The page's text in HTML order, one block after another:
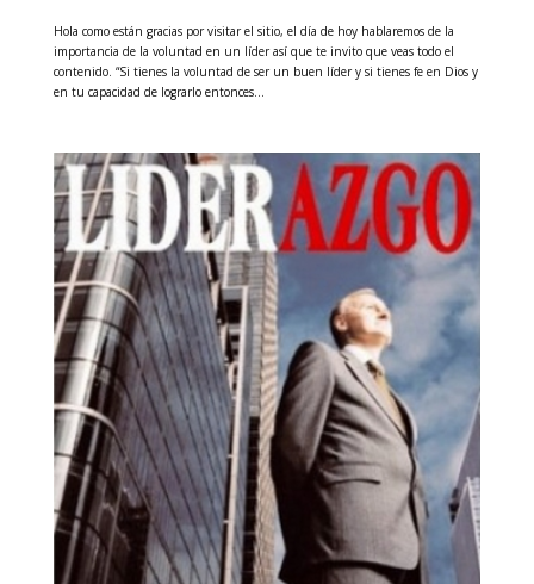
Hola como están gracias por visitar el sitio, el día de hoy hablaremos de la
importancia de la voluntad en un líder así que te invito que veas todo el
contenido. “Si tienes la voluntad de ser un buen líder y si tienes fe en Dios y
en tu capacidad de lograrlo entonces...